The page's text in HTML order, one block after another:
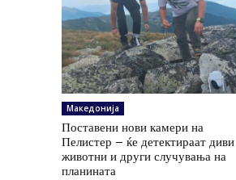
Македонија
Поставени нови камери на
Пелистер – ќе детектираат диви
животни и други случувања на
планината